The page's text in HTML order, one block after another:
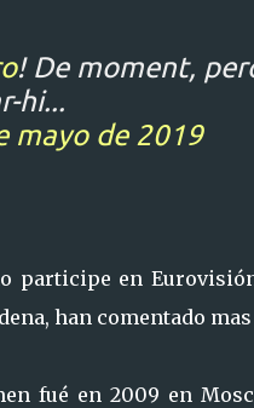
! De moment,
hi...
mayo de 2019
participe en
han comentado mas
fué en 2009 en